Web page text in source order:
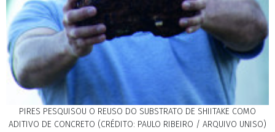
PIRES PESQUISOU O REUSO DO SUBSTRATO DE SHIITAKE COMO
ADITIVO DE CONCRETO (CRÉDITO: PAULO RIBEIRO / ARQUIVO UNISO)